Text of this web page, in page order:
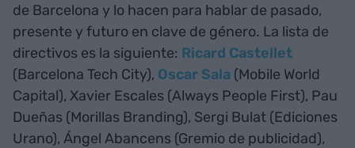
de Barcelona y lo hacen para hablar de pasado,
presente y futuro en clave de género. La lista de
directivos es la siguiente: Ricard Castellet
(Barcelona Tech City), Oscar Sala (Mobile World
Capital), Xavier Escales (Always People First), Pau
Dueñas (Morillas Branding), Sergi Bulat (Ediciones
Urano), Ángel Abancens (Gremio de publicidad),